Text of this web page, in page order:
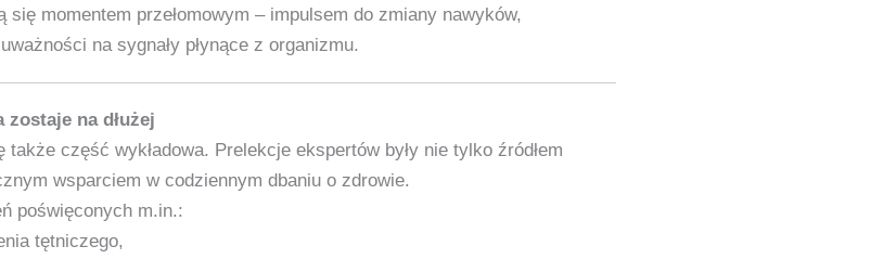
się momentem przełomowym – impulsem do zmiany nawyków,
na sygnały płynące z organizmu.
na dłużej
część wykładowa. Prelekcje ekspertów były nie tylko źródłem
wsparciem w codziennym dbaniu o zdrowie.
poświęconych m.in.:
tętniczego,